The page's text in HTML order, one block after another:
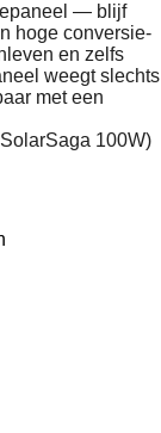
— blijf
hoge conversie-
en zelfs
weegt slechts
met een
100W)